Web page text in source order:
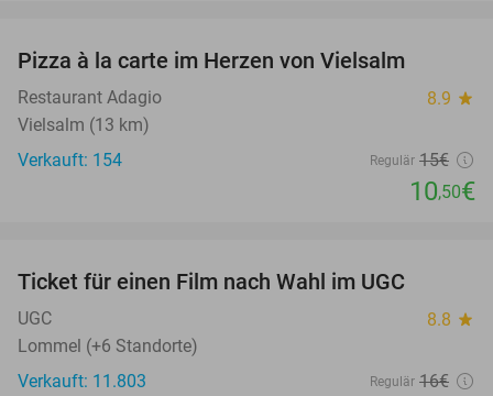
Pizza à la carte im Herzen von Vielsalm
Restaurant Adagio 8.9 star
Vielsalm (13 km)
Verkauft: 154
Regulär 15€
10,50€
Ticket für einen Film nach Wahl im UGC
UGC 8.8 star
Lommel (+6 Standorte)
Verkauft: 11.803
Regulär 16€